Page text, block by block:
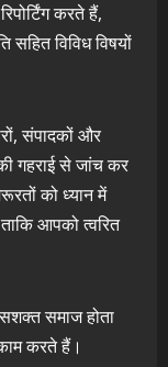
करते हैं,
सहित विविध विषयों
संपादकों और
गहराई से जांच कर
को ध्यान में
आपको त्वरित
समाज होता
करते हैं।